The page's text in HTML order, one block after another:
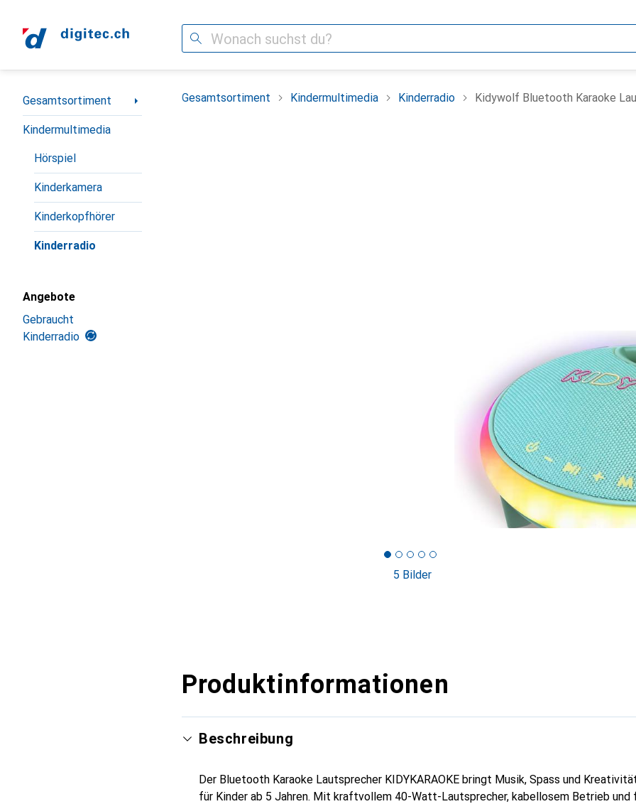
Suche
Navigation nach Kategorien
Gesamtsortiment
Kindermultimedia
Hörspiel
Kinderkamera
Kinderkopfhörer
Kinderradio
Angebote
Gebraucht
Kinderradio
Gesamtsortiment Kindermultimedia Kinderradio Kidywolf Bluetooth Karaoke
5 Bilder
Produktinformationen
Beschreibung
Der Bluetooth Karaoke Lautsprecher KIDYKARAOKE bringt Musik, Spass und
für Kinder ab 5 Jahren. Mit kraftvollem 40-Watt-Lautsprecher, kabellosem Betrieb und